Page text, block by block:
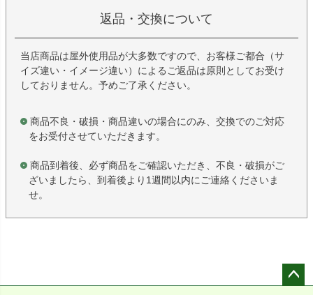
返品・交換について
当店商品は屋外使用品が大多数ですので、お客様ご都合（サ
イズ違い・イメージ違い）によるご返品は原則としてお受け
しておりません。予めご了承ください。
商品不良・破損・商品違いの場合にのみ、交換でのご対応
をお受付させていただきます。
商品到着後、必ず商品をご確認いただき、不良・破損がご
ざいましたら、到着後より1週間以内にご連絡くださいま
せ。